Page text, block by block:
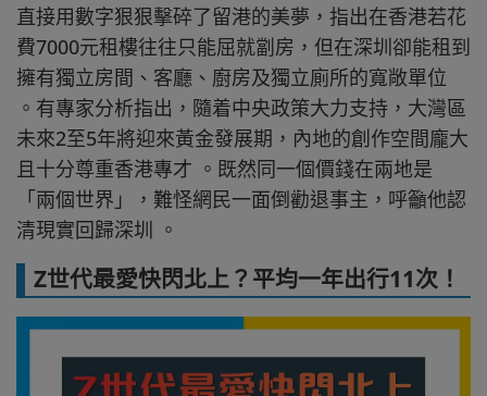
直接用數字狠狠擊碎了留港的美夢，指出在香港若花
費7000元租樓往往只能屈就劏房，但在深圳卻能租到
擁有獨立房間、客廳、廚房及獨立廁所的寬敞單位
。有專家分析指出，隨着中央政策大力支持，大灣區
未來2至5年將迎來黃金發展期，內地的創作空間龐大
且十分尊重香港專才 。既然同一個價錢在兩地是
「兩個世界」，難怪網民一面倒勸退事主，呼籲他認
清現實回歸深圳 。
Z世代最愛快閃北上？平均一年出行11次！